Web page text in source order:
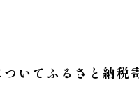
いて ふるさと納税